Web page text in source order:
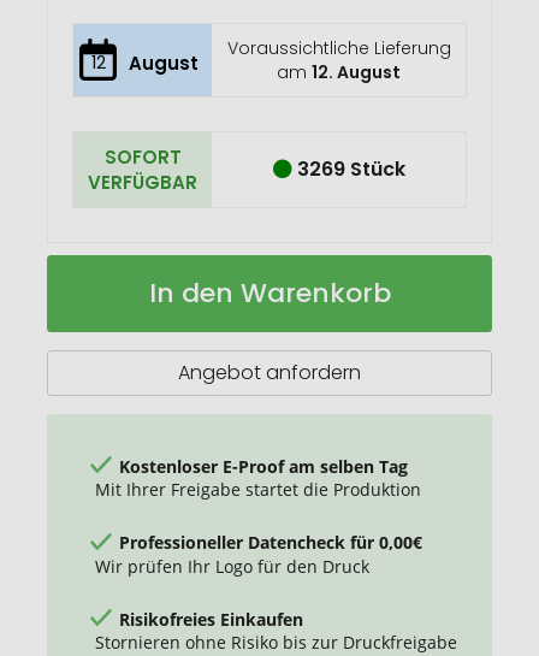
12 August
Voraussichtliche Lieferung
am12. August
SOFORT
VERFÜGBAR
3269 Stück
Trip
Recycelter
Auf
In den Warenkorb
Angebot anfordern
Kostenloser E-Proof am selben Tag
Mit Ihrer Freigabe startet die Produktion
Professioneller Datencheck für 0,00€
Wir prüfen Ihr Logo für den Druck
Risikofreies Einkaufen
Stornieren ohne Risiko bis zur Druckfreigabe